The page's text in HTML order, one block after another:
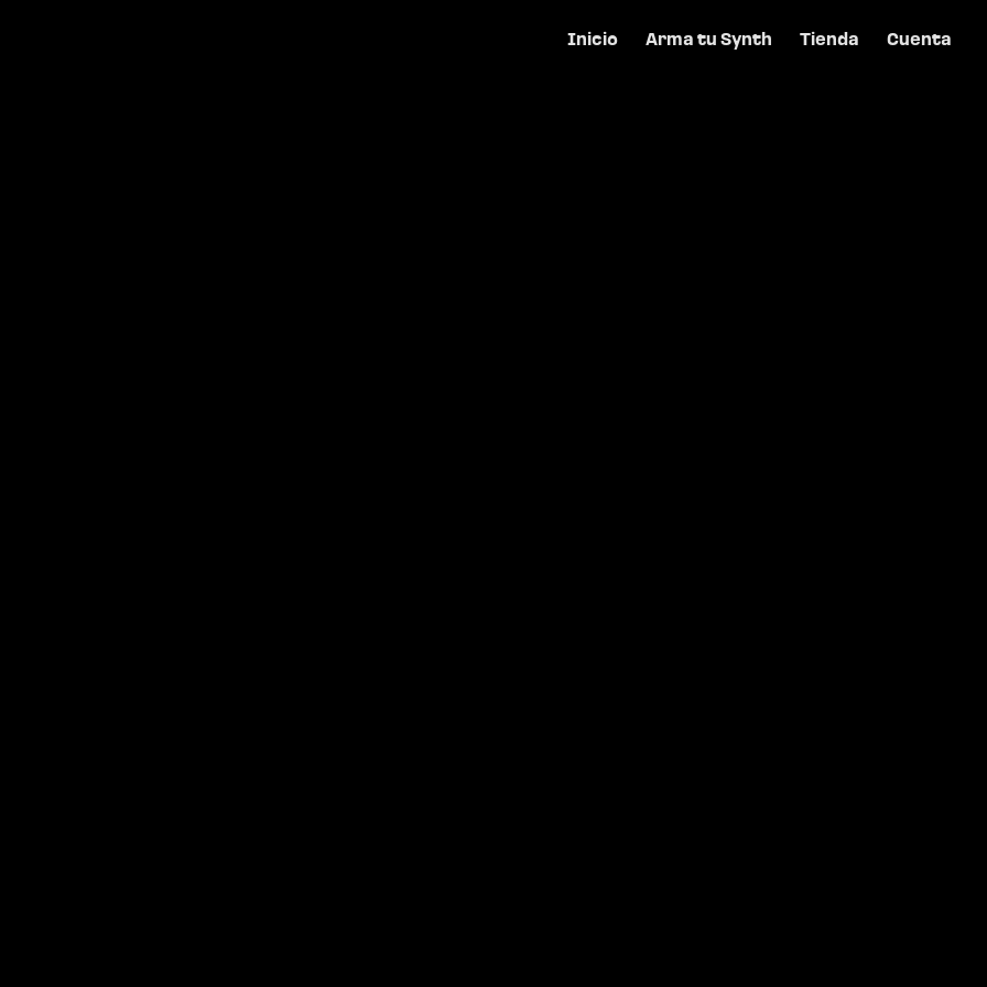
Inicio Arma tu Synth Tienda Cuenta